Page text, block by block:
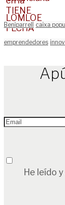
Beniparrell caixa
emprendedores
He leído